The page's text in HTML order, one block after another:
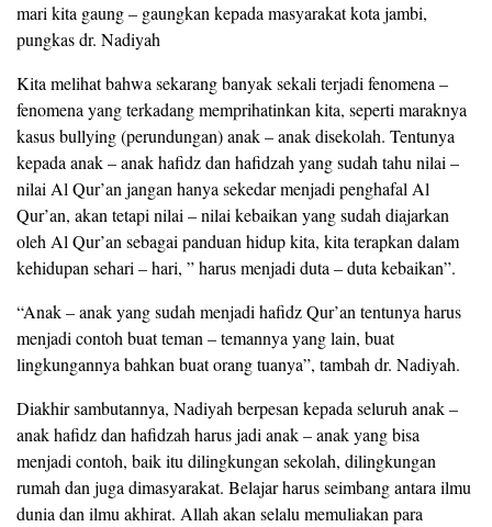
mari kita gaung – gaungkan kepada masyarakat kota jambi,
pungkas dr. Nadiyah
Kita melihat bahwa sekarang banyak sekali terjadi fenomena –
fenomena yang terkadang memprihatinkan kita, seperti maraknya
kasus bullying (perundungan) anak – anak disekolah. Tentunya
kepada anak – anak hafidz dan hafidzah yang sudah tahu nilai –
nilai Al Qur’an jangan hanya sekedar menjadi penghafal Al
Qur’an, akan tetapi nilai – nilai kebaikan yang sudah diajarkan
oleh Al Qur’an sebagai panduan hidup kita, kita terapkan dalam
kehidupan sehari – hari, ” harus menjadi duta – duta kebaikan”.
“Anak – anak yang sudah menjadi hafidz Qur’an tentunya harus
menjadi contoh buat teman – temannya yang lain, buat
lingkungannya bahkan buat orang tuanya”, tambah dr. Nadiyah.
Diakhir sambutannya, Nadiyah berpesan kepada seluruh anak –
anak hafidz dan hafidzah harus jadi anak – anak yang bisa
menjadi contoh, baik itu dilingkungan sekolah, dilingkungan
rumah dan juga dimasyarakat. Belajar harus seimbang antara ilmu
dunia dan ilmu akhirat. Allah akan selalu memuliakan para